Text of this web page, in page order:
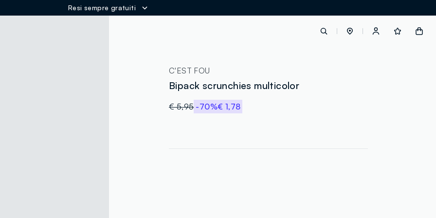
Resi sempre gratuiti
C'EST FOU
Bipack scrunchies multicolor
€ 5,95 -70%€ 1,78